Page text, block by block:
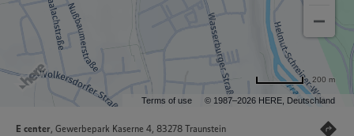
Terms of use © 1987–2026 HERE, Deutschland
200 m
E center, Gewerbepark Kaserne 4, 83278 Traunstein